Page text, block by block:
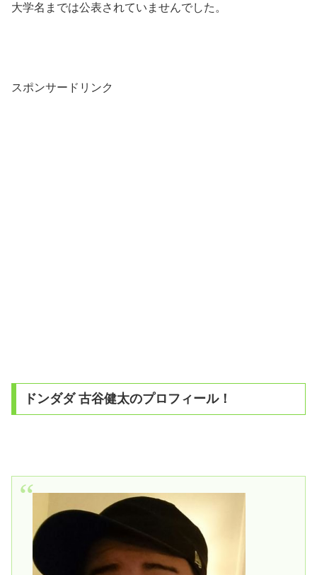
大学名までは公表されていませんでした。
スポンサードリンク
ドンダダ 古谷健太のプロフィール！